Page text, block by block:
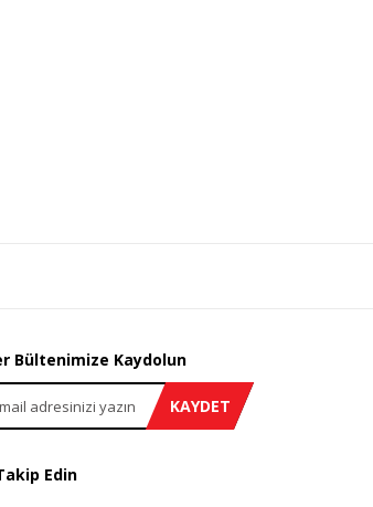
Bültenimize Kaydolun
KAYDET
Edin